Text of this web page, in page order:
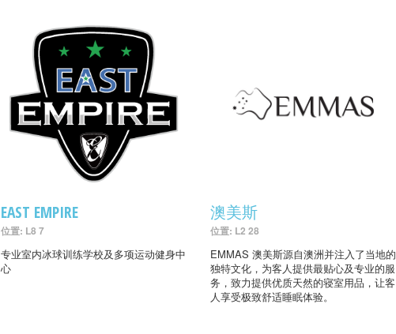
EAST EMPIRE
位置: L8 7
专业室内冰球训练学校及多项运动健身中
心
澳美斯
位置: L2 28
EMMAS 澳美斯源自澳洲并注入了当地的
独特文化，为客人提供最贴心及专业的服
务，致力提供优质天然的寝室用品，让客
人享受极致舒适睡眠体验。